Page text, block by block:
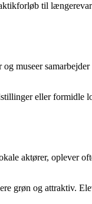
til
museer
eller formidle
aktører, oplever
grøn og attraktiv.